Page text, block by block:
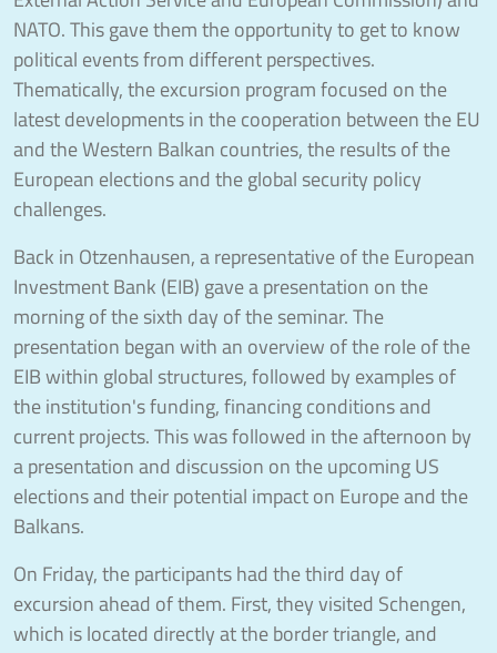
NATO. This gave them the opportunity to get to know
political events from different perspectives.
Thematically, the excursion program focused on the
latest developments in the cooperation between the EU
and the Western Balkan countries, the results of the
European elections and the global security policy
challenges.
Back in Otzenhausen, a representative of the European
Investment Bank (EIB) gave a presentation on the
morning of the sixth day of the seminar. The
presentation began with an overview of the role of the
EIB within global structures, followed by examples of
the institution's funding, financing conditions and
current projects. This was followed in the afternoon by
a presentation and discussion on the upcoming US
elections and their potential impact on Europe and the
Balkans.
On Friday, the participants had the third day of
excursion ahead of them. First, they visited Schengen,
which is located directly at the border triangle, and